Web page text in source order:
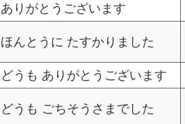
ありがとうございます
ほんとうに たすかりました
どうも ありがとうございます
どうも ごちそうさまでした